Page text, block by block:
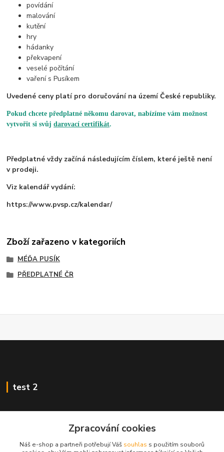
povídání
malování
kutění
hry
hádanky
překvapení
veselé počítání
vaření s Pusíkem
Uvedené ceny platí pro doručování na území České republiky.
Pokud chcete předplatné někomu darovat, nabízíme vám možnost
vytvořit si svůjdarovací certifikát.
Předplatné vždy začíná následujícím číslem, které ještě není
v prodeji.
Viz kalendář vydání:
https://www.pvsp.cz/kalendar/
Zboží zařazeno v kategoriích
MÉĎA PUSÍK
PŘEDPLATNÉ ČR
test 2
Kontakty
Zpracování cookies
Náš e-shop a partneři potřebují Váš souhlas s použitím souborů